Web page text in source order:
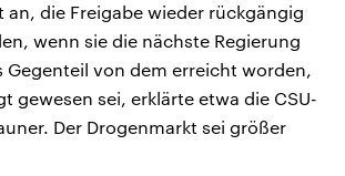
an, die Freigabe wieder rückgängig
wenn sie die nächste Regierung
Gegenteil von dem erreicht worden,
gewesen sei, erklärte etwa die CSU-
Der Drogenmarkt sei größer